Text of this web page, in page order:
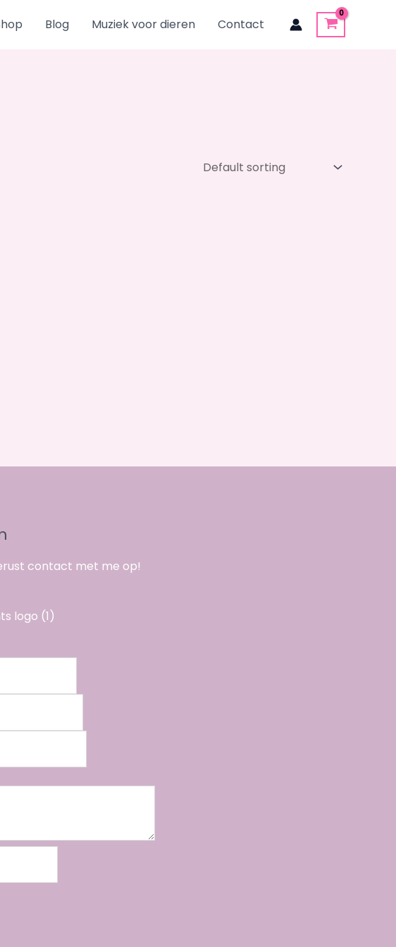
Blog Muziek voor dieren Contact
contact met me op!